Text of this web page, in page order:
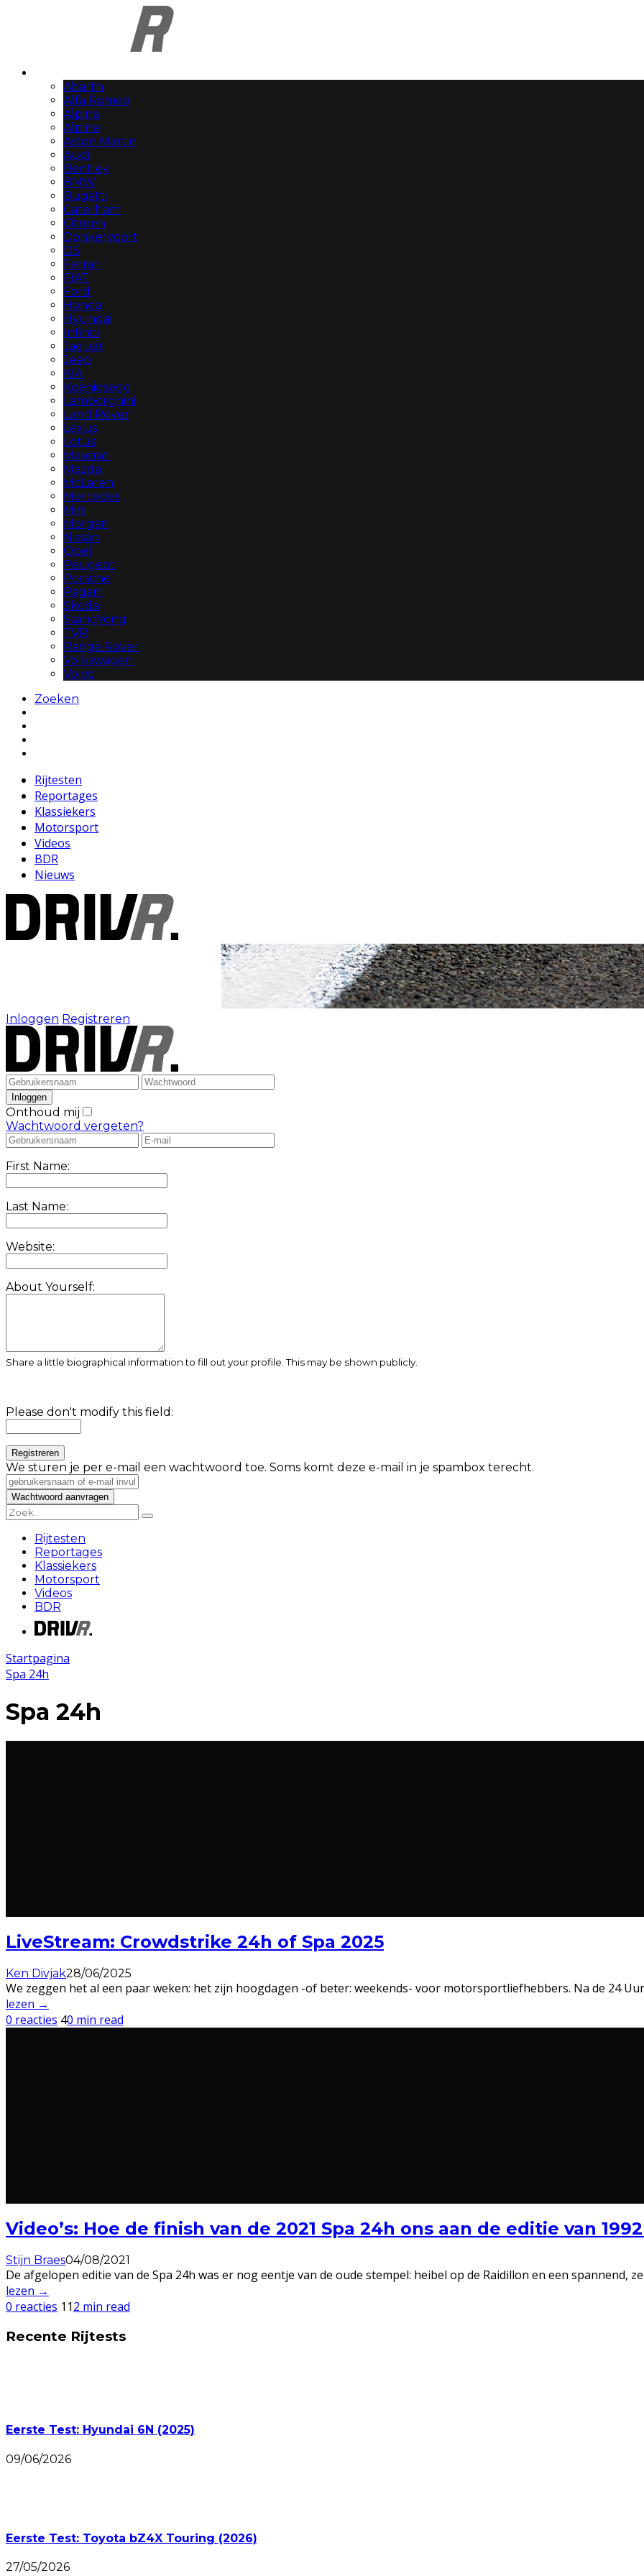
Abarth
Alfa Romeo
Alpina
Alpine
Aston Martin
Audi
Bentley
BMW
Bugatti
Caterham
Citroën
Donkervoort
DS
Ferrari
FIAT
Ford
Honda
Hyundai
Infiniti
Jaguar
Jeep
KIA
Koenigsegg
Lamborghini
Land Rover
Lexus
Lotus
Maserati
Mazda
McLaren
Mercedes
Mini
Morgan
Nissan
Opel
Peugeot
Porsche
Pagani
Skoda
SsangYong
TVR
Range Rover
Volkswagen
Volvo
Zoeken
Rijtesten
Reportages
Klassiekers
Motorsport
Videos
BDR
Nieuws
Inloggen Registreren
Onthoud mij
Wachtwoord vergeten?
First Name:
Last Name:
Website:
About Yourself:
Share a little biographical information to fill out your profile. This may be shown publicly.
Please don't modify this field:
We sturen je per e-mail een wachtwoord toe. Soms komt deze e-mail in je spambox terecht.
Rijtesten
Reportages
Klassiekers
Motorsport
Videos
BDR
Startpagina
Spa 24h
Spa 24h
LiveStream: Crowdstrike 24h of Spa 2025
Ken Divjak28/06/2025
We zeggen het al een paar weken: het zijn hoogdagen -of beter: weekends- voor motorsportliefhebbers. Na de 24
lezen →
0 reacties 40 min read
Video’s: Hoe de finish van de 2021 Spa 24h ons aan de editie van
Stijn Braes04/08/2021
De afgelopen editie van de Spa 24h was er nog eentje van de oude stempel: heibel op de Raidillon en een spannend,
lezen →
0 reacties 112 min read
Recente Rijtests
Eerste Test: Hyundai 6N (2025)
09/06/2026
Eerste Test: Toyota bZ4X Touring (2026)
27/05/2026